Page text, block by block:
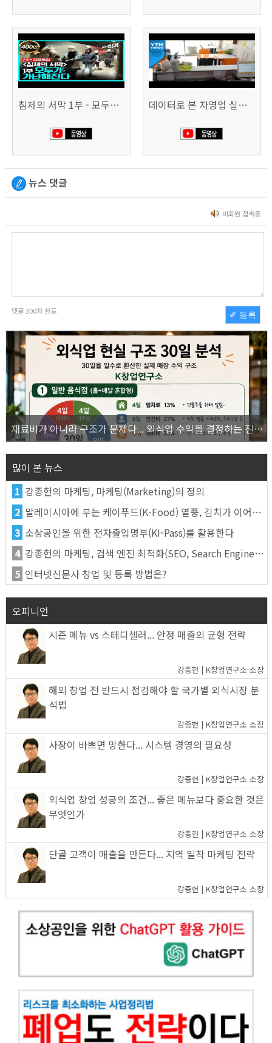
침체의 서막 1부 - 모두가 가난해진다 | 시사직격 신년특집 데이터로 본 자영업 실태 - 매출 '뚝', 장수 업소도 '휘청'
뉴스 댓글
비회원 접속중
댓글300자 한도 ✐ 등록
재료비가 아니라 구조가 문제다... 외식업 수익을 결정하는 진짜 숫자의 비밀
많이 본 뉴스
1 강종헌의 마케팅, 마케팅(Marketing)의 정의
2 말레이시아에 부는 케이푸드(K-Food) 열풍, 김치가 이어간다
3 소상공인을 위한 전자출입명부(KI-Pass)를 활용한다
4 강종헌의 마케팅, 검색 엔진 최적화(SEO, Search Engine Optimization)란
5 인터넷신문사 창업 및 등록 방법은?
오피니언
시즌 메뉴 vs 스테디셀러... 안정 매출의 균형 전략
강종헌 | K창업연구소 소장
해외 창업 전 반드시 점검해야 할 국가별 외식시장 분
석법
강종헌 | K창업연구소 소장
사장이 바쁘면 망한다... 시스템 경영의 필요성
강종헌 | K창업연구소 소장
외식업 창업 성공의 조건... 좋은 메뉴보다 중요한 것은
무엇인가
강종헌 | K창업연구소 소장
단골 고객이 매출을 만든다... 지역 밀착 마케팅 전략
강종헌 | K창업연구소 소장